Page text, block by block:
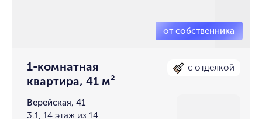
1-комнатная
квартира, 41 м²
с отделкой
Верейская, 41
3.1, 14 этаж из 14